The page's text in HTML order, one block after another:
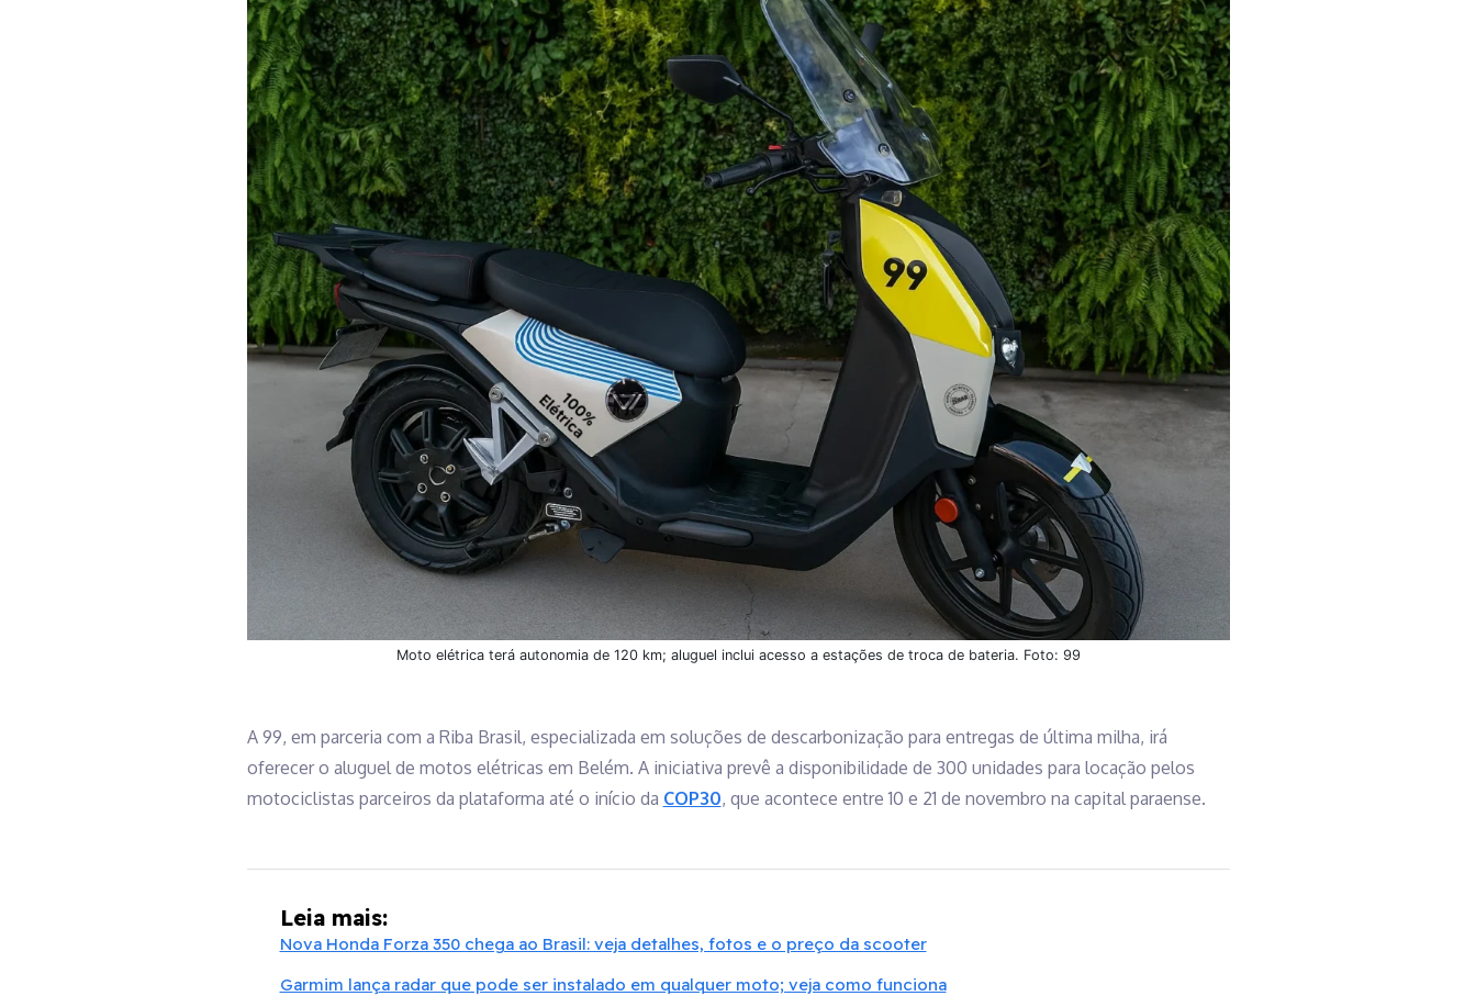
Moto elétrica terá autonomia de 120 km; aluguel inclui acesso a estações de troca de bateria. Foto: 99
A 99, em parceria com a Riba Brasil, especializada em soluções de descarbonização para entregas de última milha, irá
oferecer o aluguel de motos elétricas em Belém. A iniciativa prevê a disponibilidade de 300 unidades para locação pelos
motociclistas parceiros da plataforma até o início da COP30, que acontece entre 10 e 21 de novembro na capital paraense.
Leia mais:
Nova Honda Forza 350 chega ao Brasil: veja detalhes, fotos e o preço da scooter
Garmim lança radar que pode ser instalado em qualquer moto; veja como funciona